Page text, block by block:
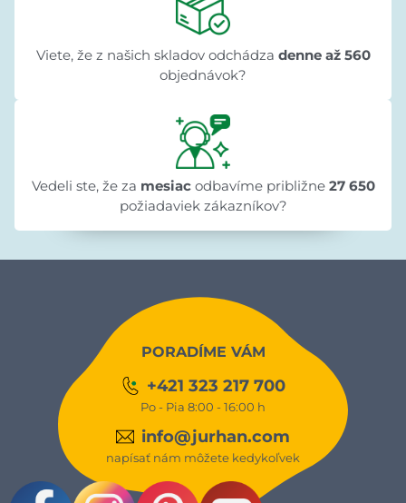
Viete, že z našich skladov odchádza denne až 560
objednávok?
Vedeli ste, že za mesiac odbavíme približne27 650
požiadaviek zákazníkov?
PORADÍME VÁM
+421 323 217 700
Po - Pia 8:00 - 16:00 h
info@jurhan.com
napísať nám môžete kedykoľvek